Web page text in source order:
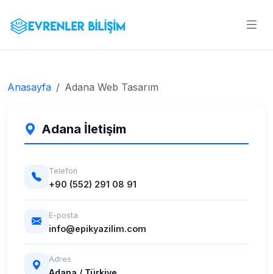
Anasayfa Adana Web Tasarım
Adana İletişim
Telefon
+90 (552) 291 08 91
E-posta
info@epikyazilim.com
Adres